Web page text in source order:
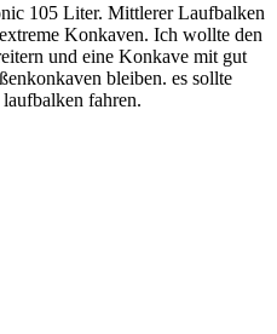
105 Liter. Mittlerer Laufbalken
Konkaven. Ich wollte den
und eine Konkave mit gut
bleiben. es sollte
fahren.